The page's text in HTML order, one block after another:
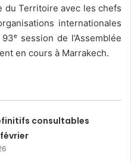
du Territoire avec les chefs
internationales
session de l’Assemblée
en cours à Marrakech.
consultables
février